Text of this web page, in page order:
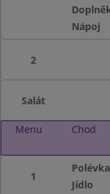
Nápoj
2
Salát
Menu Chod
1
Polévka
Jídlo